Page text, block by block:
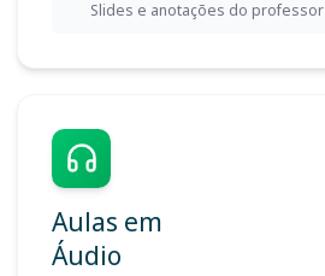
Slides e anotações do professor
Aulas em
Áudio